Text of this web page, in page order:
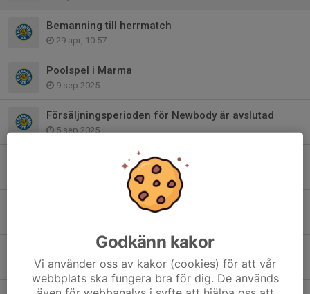
Bemanning till herrmatch
29 apr, 10:57
Poolspel i Marma
9 sep 2025
Försäljningsperioden för Newbody är avslutad
5 sep 2025
Poolspel Järvsö
Inställd träning (söndag 6/7)
12 jun 2025
Godkänn kakor
Vi använder oss av kakor (cookies) för att vår
webbplats ska fungera bra för dig. De används